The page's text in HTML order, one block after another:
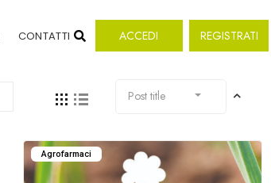
CONTATTI ACCEDI REGISTRATI
Post title
Agrofarmaci